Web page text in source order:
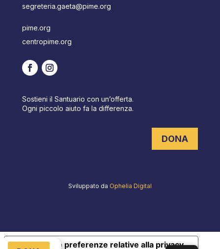
segreteria.gaeta@pime.org
pime.org
centropime.org
Sostieni il Santuario con un’offerta.
Ogni piccolo aiuto fa la differenza.
DONA
Sviluppato da Ophelia Digital
Le tue preferenze relative alla privacy